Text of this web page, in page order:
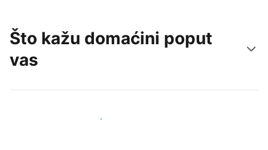
Što kažu domaćini poput
vas
Pridružite se domaćinima poput vas